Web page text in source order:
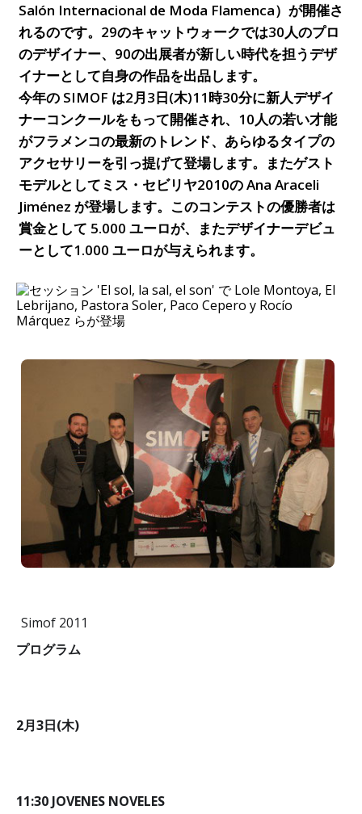
Salón Internacional de Moda Flamenca）が開催さ
れるのです。29のキャットウォークでは30人のプロ
のデザイナー、90の出展者が新しい時代を担うデザ
イナーとして自身の作品を出品します。
今年の SIMOF は2月3日(木)11時30分に新人デザイ
ナーコンクールをもって開催され、10人の若い才能
がフラメンコの最新のトレンド、あらゆるタイプの
アクセサリーを引っ提げて登場します。またゲスト
モデルとしてミス・セビリヤ2010の Ana Araceli
Jiménez が登場します。このコンテストの優勝者は
賞金として 5.000 ユーロが、またデザイナーデビュ
ーとして1.000 ユーロが与えられます。
Simof 2011
プログラム
2月3日(木)
11:30 JOVENES NOVELES